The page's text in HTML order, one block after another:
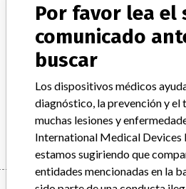
Descripción del producto
Manufacturer
GENERAL ELECTRIC CANADA
HEALTHCARE)
Por favor lea el
comunicado
buscar
Los dispositivos médicos
diagnóstico, la prevención y el
muchas lesiones y
International Medical Devices
estamos sugiriendo que
entidades mencionadas en la